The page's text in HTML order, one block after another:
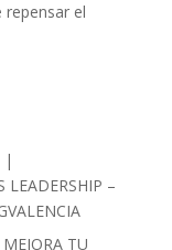
repensar el
|
LEADERSHIP –
MEJORA TU